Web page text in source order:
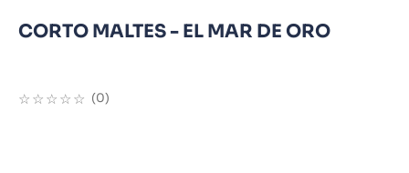
CORTO MALTES - EL MAR DE ORO
☆☆☆☆☆ (0)
8.
Noches Blancas
10. Infantil